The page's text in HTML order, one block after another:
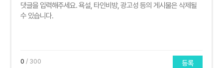
0 / 300 등록